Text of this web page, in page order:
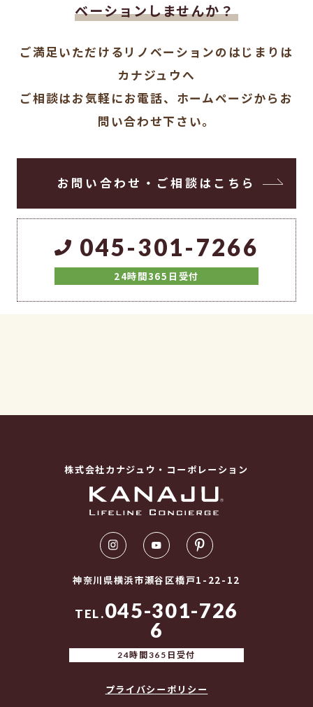
ベーションしませんか？
ご満足いただけるリノベーションのはじまりは
カナジュウへ
ご相談はお気軽にお電話、ホームページからお
問い合わせ下さい。
お問い合わせ・ご相談はこちら
045-301-7266
24時間365日受付
株式会社カナジュウ・コーポレーション
神奈川県横浜市瀬谷区橋戸1-22-12
TEL.045-301-726
6
24時間365日受付
プライバシーポリシー